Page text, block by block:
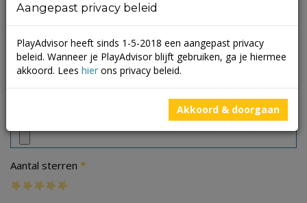
Aantal sterren *
Aangepast privacy beleid
PlayAdvisor heeft sinds 1-5-2018 een aangepast privacy
beleid. Wanneer je PlayAdvisor blijft gebruiken, ga je hiermee
akkoord. Lees hier ons privacy beleid.
Akkoord & doorgaan